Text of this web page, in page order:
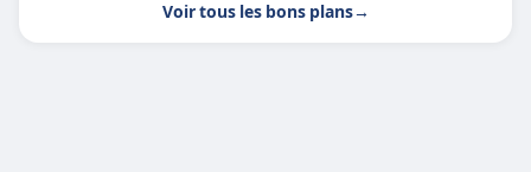
Voir tous les bons plans→